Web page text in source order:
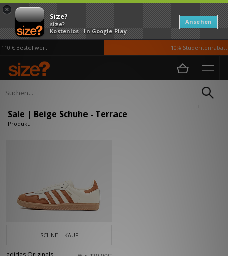
×
Size?
size?
Kostenlos - In Google Play
Ansehen
€ Bestellwert 10% Studentenrabatt
Home Damen
Sale | Beige Schuhe - Terrace
Produkt
SCHNELLKAUF